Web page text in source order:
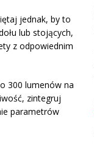
jednak, by to
lub stojących,
z odpowiednim
300 lumenów na
zintegruj
parametrów